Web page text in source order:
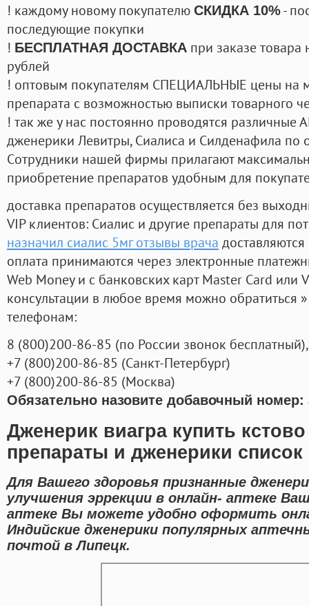
! каждому новому покупателю СКИДКА 10%-
последующие покупки
! БЕСПЛАТНАЯ ДОСТАВКА при заказе
рублей
! оптовым покупателям СПЕЦИАЛЬНЫЕ цены на
препарата с возможностью выписки товарного
! так же у нас постоянно проводятся
дженерики Левитры, Сиалиса и Силденафила по
Cотрудники нашей фирмы прилагают
приобретение препаратов удобным для
доставка препаратов осуществляется без
VIP клиентов: Сиалис и другие препараты для
назначил сиалис 5мг отзывы врача доставляются
оплата принимаются через электронные
Web Money и с банковских карт Master Card или
консультации в любое время можно обратиться
телефонам:
8 (800)200-86-85 (по России звонок бесплатный),
+7 (800)200-86-85 (Санкт-Петербург)
+7 (800)200-86-85 (Москва)
Обязательно назовите добавочный номер:
Дженерик виагра купить
препараты и дженерики список
Для Вашего здоровья признанные
улучшения эррекции в онлайн- аптеке
аптеке Вы можете удобно оформить
Индийские дженерики популярных
почтой в Липецк.